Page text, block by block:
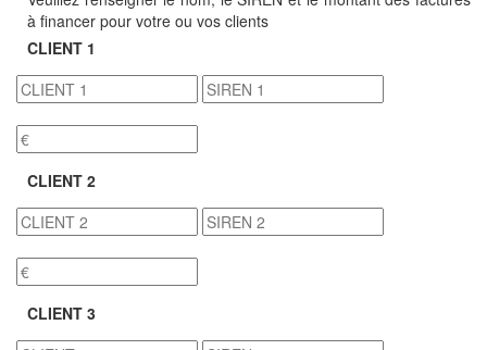
à financer pour votre ou vos clients
CLIENT 1
CLIENT 2
CLIENT 3